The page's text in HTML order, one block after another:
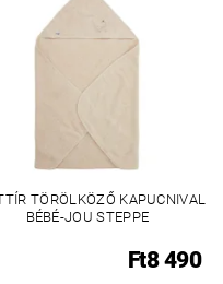
TÖRÖLKÖZŐ KAPUCNIVAL
BÉBÉ-JOU STEPPE
Ft8 490